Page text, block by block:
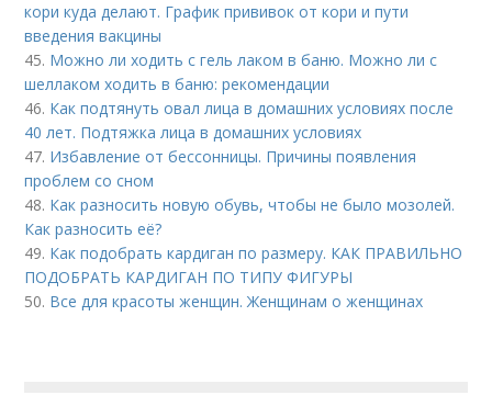
кори куда делают. График прививок от кори и пути
введения вакцины
45. Можно ли ходить с гель лаком в баню. Можно ли с
шеллаком ходить в баню: рекомендации
46. Как подтянуть овал лица в домашних условиях после
40 лет. Подтяжка лица в домашних условиях
47. Избавление от бессонницы. Причины появления
проблем со сном
48. Как разносить новую обувь, чтобы не было мозолей.
Как разносить её?
49. Как подобрать кардиган по размеру. КАК ПРАВИЛЬНО
ПОДОБРАТЬ КАРДИГАН ПО ТИПУ ФИГУРЫ
50. Все для красоты женщин. Женщинам о женщинах